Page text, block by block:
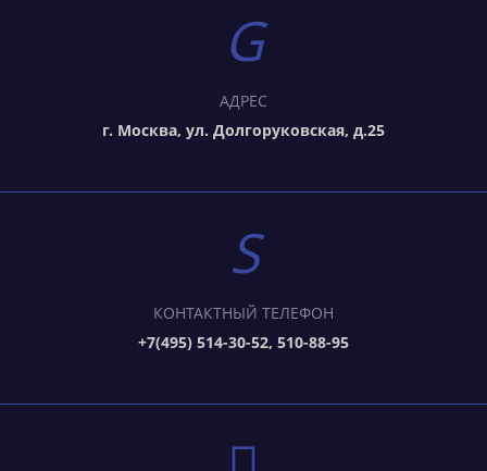
АДРЕС
г. Москва, ул. Долгоруковская, д.25
КОНТАКТНЫЙ ТЕЛЕФОН
+7(495) 514-30-52, 510-88-95